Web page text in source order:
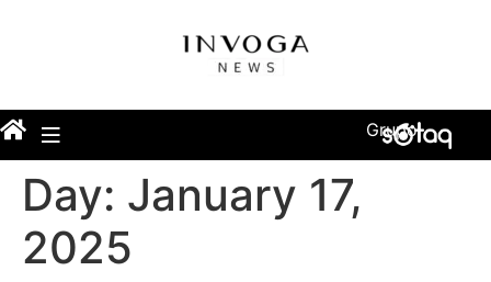
Grupo
Day: January 17,
2025